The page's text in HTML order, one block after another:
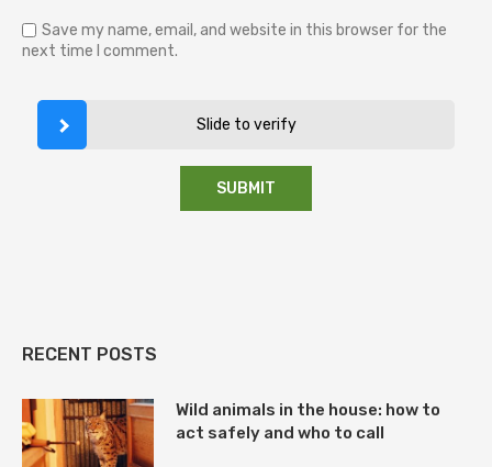
Save my name, email, and website in this browser for the
next time I comment.
Slide to verify
RECENT POSTS
Wild animals in the house: how to
act safely and who to call